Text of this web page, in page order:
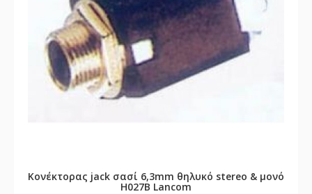
Κονέκτορας jack σασί 6,3mm θηλυκό stereo & μονό
H027B Lancom